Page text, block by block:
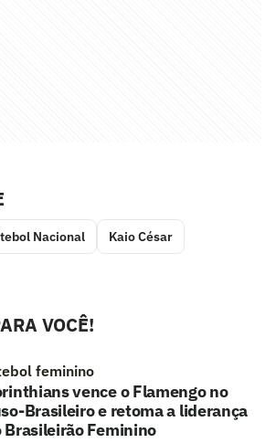
Nacional Kaio César
VOCÊ!
feminino
vence o Flamengo no
Brasileiro e retoma a liderança
Brasileirão Feminino